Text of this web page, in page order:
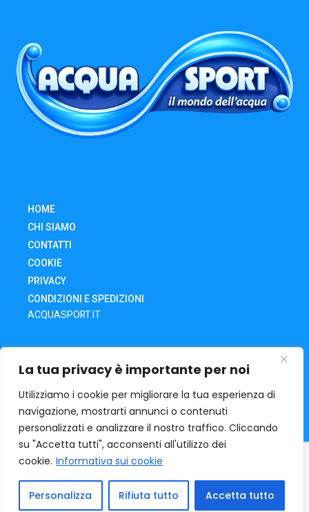
La tua privacy è importante per noi
Utilizziamo i cookie per migliorare la tua esperienza di
navigazione, mostrarti annunci o contenuti
personalizzati e analizzare il nostro traffico. Cliccando
su "Accetta tutti", acconsenti all'utilizzo dei
cookie. Informativa sui cookie
Personalizza Rifiuta tutto Accetta tutto
HOME
CHI SIAMO
CONTATTI
COOKIE
PRIVACY
CONDIZIONI E SPEDIZIONI
ACQUASPORT.IT
CARRELLO
IL MIO ACCOUNT
RECESSO DA UN ORDINE
ACQUA SPORTVia O. Tramontani, 32 | 06135 – Ponte San
Giovanni – Pg | mail: acquasport@iol.it | Tel. +39 075398411
P.Iva : 02290780549